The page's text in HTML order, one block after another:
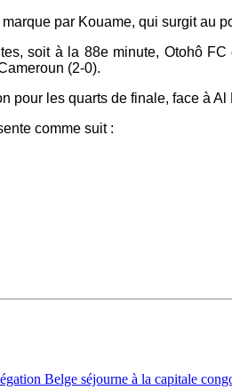
par Kouame, qui surgit au
soit à la 88e minute, Otohô
(2-0).
pour les quarts de finale, face à
comme suit :